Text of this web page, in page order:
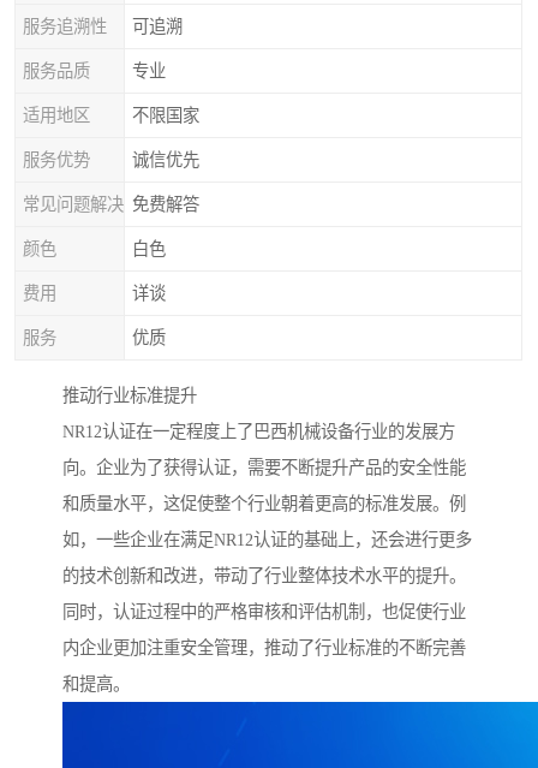
服务追溯性 可追溯
服务品质 专业
适用地区 不限国家
服务优势 诚信优先
常见问题解决 免费解答
颜色 白色
费用 详谈
服务 优质
推动行业标准提升
NR12认证在一定程度上了巴西机械设备行业的发展方
向。企业为了获得认证，需要不断提升产品的安全性能
和质量水平，这促使整个行业朝着更高的标准发展。例
如，一些企业在满足NR12认证的基础上，还会进行更多
的技术创新和改进，带动了行业整体技术水平的提升。
同时，认证过程中的严格审核和评估机制，也促使行业
内企业更加注重安全管理，推动了行业标准的不断完善
和提高。